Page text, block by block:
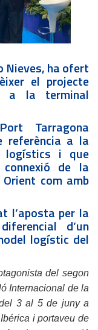
Nieves, ha ofert
el projecte
a la terminal
Tarragona
referència a la
logístics i que
de la
com amb
l’aposta per la
d’un
logístic del
del segon
Internacional de la
3 al 5 de juny a
i portaveu de